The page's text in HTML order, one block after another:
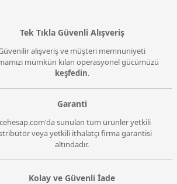
Tek Tıkla Güvenli Alışveriş
alışveriş ve müşteri memnuniyeti
mümkün kılan operasyonel gücümüzü
keşfedin.
Garanti
sunulan tüm ürünler yetkili
veya yetkili ithalatçı firma garantisi
altındadır.
Kolay ve Güvenli İade